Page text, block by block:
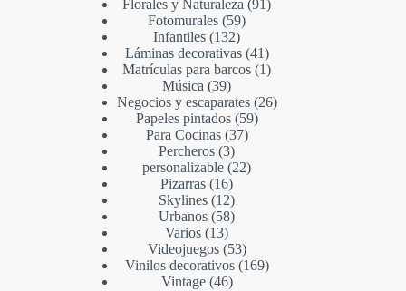
Florales y Naturaleza 91
Fotomurales 59
Infantiles 132
Láminas decorativas 41
Matrículas para barcos 1
Música 39
Negocios y escaparates 26
Papeles pintados 59
Para Cocinas 37
Percheros 3
personalizable 22
Pizarras 16
Skylines 12
Urbanos 58
Varios 13
Videojuegos 53
Vinilos decorativos 169
Vintage 46